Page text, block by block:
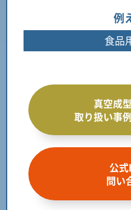
例
食品
真空成
取り扱い事
公
問い